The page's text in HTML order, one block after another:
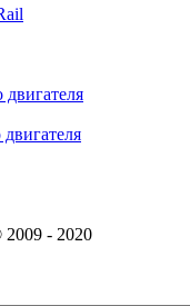
2009 - 2020